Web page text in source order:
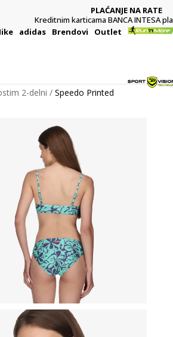
PLAĆANJE NA RATE
Kreditnim karticama BANCA INTESA
adidas Brendovi Outlet
2-delni Speedo Printed